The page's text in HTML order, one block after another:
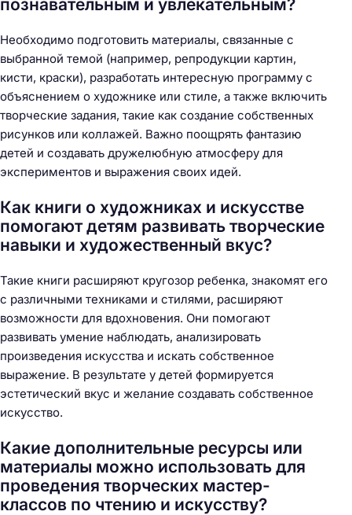
познавательным и увлекательным?
Необходимо подготовить материалы, связанные с
выбранной темой (например, репродукции картин,
кисти, краски), разработать интересную программу с
объяснением о художнике или стиле, а также включить
творческие задания, такие как создание собственных
рисунков или коллажей. Важно поощрять фантазию
детей и создавать дружелюбную атмосферу для
экспериментов и выражения своих идей.
Как книги о художниках и искусстве
помогают детям развивать творческие
навыки и художественный вкус?
Такие книги расширяют кругозор ребенка, знакомят его
с различными техниками и стилями, расширяют
возможности для вдохновения. Они помогают
развивать умение наблюдать, анализировать
произведения искусства и искать собственное
выражение. В результате у детей формируется
эстетический вкус и желание создавать собственное
искусство.
Какие дополнительные ресурсы или
материалы можно использовать для
проведения творческих мастер-
классов по чтению и искусству?